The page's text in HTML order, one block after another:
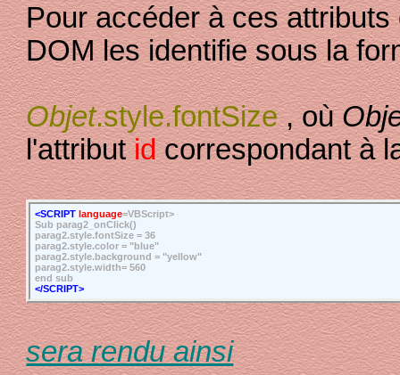
Pour accéder à ces
DOM les identifie sous la
Objet.style.fontSize, où
l'attributidcorrespondant à
<SCRIPT language=VBScript>
Sub parag2_onClick()
parag2.style.fontSize = 36
parag2.style.color = "blue"
parag2.style.background = "yellow"
parag2.style.width= 560
end sub
</SCRIPT>
sera rendu ainsi